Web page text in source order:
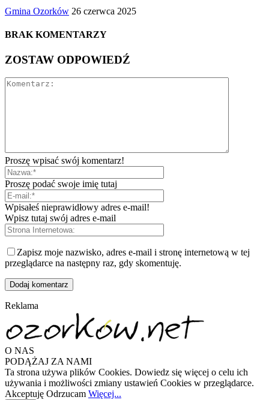
Gmina Ozorków 26 czerwca 2025
BRAK KOMENTARZY
ZOSTAW ODPOWIEDŹ
Proszę wpisać swój komentarz!
Proszę podać swoje imię tutaj
Wpisałeś nieprawidłowy adres e-mail!
Wpisz tutaj swój adres e-mail
Zapisz moje nazwisko, adres e-mail i stronę internetową w tej
przeglądarce na następny raz, gdy skomentuję.
Reklama
O NAS
PODĄŻAJ ZA NAMI
Ta strona używa plików Cookies. Dowiedz się więcej o celu ich
używania i możliwości zmiany ustawień Cookies w przeglądarce.
Akceptuję Odrzucam Więcej...